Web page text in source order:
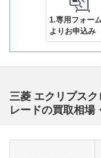
1.専用フォー
よりお申込み
三菱 エクリプス
レードの買取相場